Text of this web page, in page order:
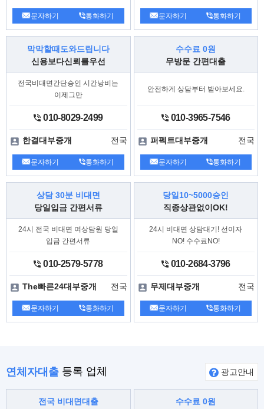
문자하기 통화하기 문자하기 통화하기
막막할때도와드립니다
신용보다신뢰를우선
전국비대면간단승인 시간낭비는
이제그만
010-8029-2499
한결대부중개 전국
문자하기 통화하기
수수료 0원
무방문 간편대출
안전하게 상담부터 받아보세요.
010-3965-7546
퍼펙트대부중개 전국
문자하기 통화하기
상담 30분 비대면
당일입금 간편서류
24시 전국 비대면 여상담원 당일
입금 간편서류
010-2579-5778
The빠른24대부중개 전국
문자하기 통화하기
당일10~5000승인
직종상관없이OK!
24시 비대면 상담대기! 선이자
NO! 수수료NO!
010-2684-3796
무제대부중개 전국
문자하기 통화하기
연체자대출 등록 업체 광고안내
전국 비대면대출
수수료 0원